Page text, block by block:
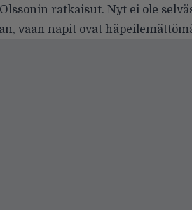
ratkaisut. Nyt ei ole
vaan napit ovat